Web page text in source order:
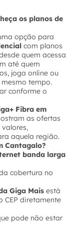
os planos de
opção para
com planos
quem acessa
até quem
joga online ou
tempo.
conforme o
Fibra em
as ofertas
aquela região.
Cantagalo?
banda larga
cobertura no
Giga Mais está
CEP diretamente
pode não estar